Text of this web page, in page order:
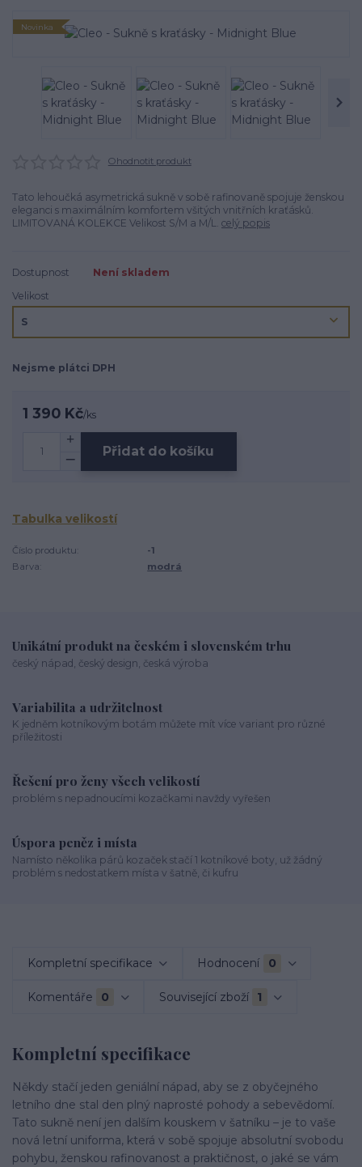
Novinka
Ohodnotit produkt
Tato lehoučká asymetrická sukně v sobě rafinovaně spojuje ženskou
eleganci s maximálním komfortem všitých vnitřních kraťásků.
LIMITOVANÁ KOLEKCE Velikost S/M a M/L. celý popis
Dostupnost
Není skladem
Velikost
Nejsme plátci DPH
1 390 Kč/ks
Přidat do košíku
Tabulka velikostí
Číslo produktu:
-1
Barva:
modrá
Unikátní produkt na českém i slovenském trhu
český nápad, český design, česká výroba
Variabilita a udržitelnost
K jedněm kotníkovým botám můžete mít více variant pro různé
příležitosti
Řešení pro ženy všech velikostí
problém s nepadnoucími kozačkami navždy vyřešen
Úspora peněz i místa
Namísto několika párů kozaček stačí 1 kotníkové boty, už žádný
problém s nedostatkem místa v šatně, či kufru
Kompletní specifikace Hodnocení 0
Komentáře 0 Související zboží 1
Kompletní specifikace
Někdy stačí jeden geniální nápad, aby se z obyčejného
letního dne stal den plný naprosté pohody a sebevědomí.
Tato sukně není jen dalším kouskem v šatníku – je to vaše
nová letní uniforma, která v sobě spojuje absolutní svobodu
pohybu, ženskou rafinovanost a praktičnost, o jaké se vám